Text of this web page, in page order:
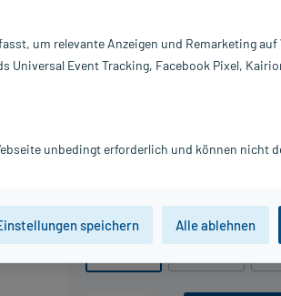
Packungseinheit
PZN:
Hersteller:
um relevante Anzeigen und Remarketing auf
Universal Event Tracking, Facebook Pixel,
unbedingt erforderlich und können nicht
speichern Alle ablehnen